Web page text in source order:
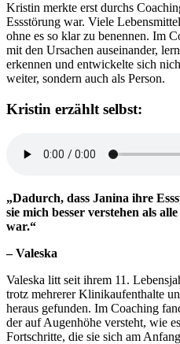
Kristin merkte erst durchs
Essstörung war. Viele
ohne es so klar zu benennen. Im
mit den Ursachen auseinander,
erkennen und entwickelte sich
weiter, sondern auch als Person.
Kristin erzählt selbst:
„Dadurch, dass Janina ihre
sie mich besser verstehen als
war.“
– Valeska
Valeska litt seit ihrem 11.
trotz mehrerer Klinikaufenthalte
heraus gefunden. Im Coaching
der auf Augenhöhe versteht, wie
Fortschritte, die sie sich am